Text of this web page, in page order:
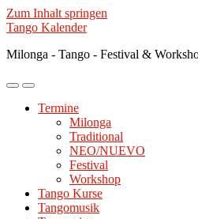
Zum Inhalt springen
Tango Kalender
Milonga - Tango - Festival &
Mobile-
ein-/ausblenden
Suchfeld
ein-/ausblenden
Termine
Milonga
Traditional
NEO/NUEVO
Festival
Workshop
Tango Kurse
Tangomusik